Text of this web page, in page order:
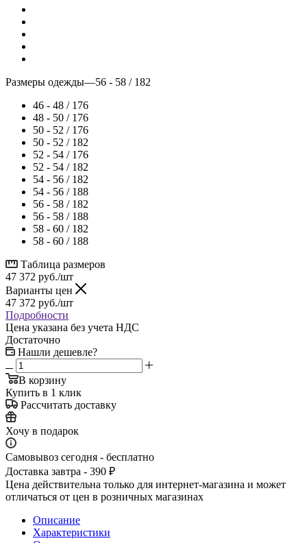
Размеры одежды—56 - 58 / 182
46 - 48 / 176
48 - 50 / 176
50 - 52 / 176
50 - 52 / 182
52 - 54 / 176
52 - 54 / 182
54 - 56 / 182
54 - 56 / 188
56 - 58 / 182
56 - 58 / 188
58 - 60 / 182
58 - 60 / 188
Таблица размеров
47 372 руб./шт
Варианты цен
47 372 руб./шт
Подробности
Цена указана без учета НДС
Достаточно
Нашли дешевле?
В корзину
Купить в 1 клик
Рассчитать доставку
Хочу в подарок
Самовывоз сегодня - бесплатно
Доставка завтра - 390 ₽
Цена действительна только для интернет-магазина и может
отличаться от цен в розничных магазинах
Описание
Характеристики